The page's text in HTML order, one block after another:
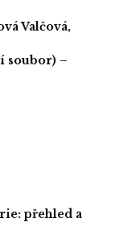
Valčová,
soubor) –
přehled a